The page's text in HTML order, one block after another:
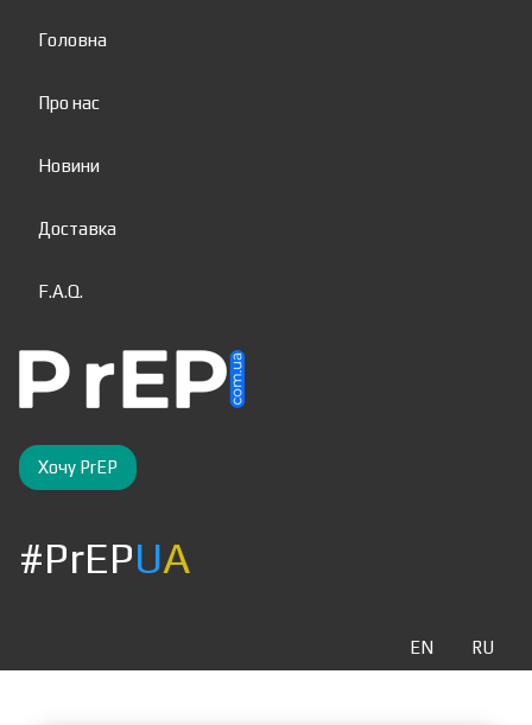
Головна
Про нас
Новини
Доставка
F.A.Q.
Хочу PrEP
#PrEPUA
RU
EN